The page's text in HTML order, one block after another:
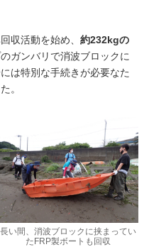
収活動を始め、 約232kgの
ガンバリで消波ブロックに
は特別な手続きが必要なた
。
長い間、消波ブロックに挟まってい
たFRP製ボートも回収